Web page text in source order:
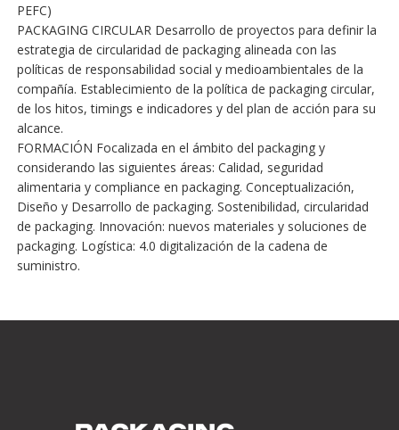
PEFC)
PACKAGING CIRCULAR Desarrollo de proyectos para definir la
estrategia de circularidad de packaging alineada con las
políticas de responsabilidad social y medioambientales de la
compañía. Establecimiento de la política de packaging circular,
de los hitos, timings e indicadores y del plan de acción para su
alcance.
FORMACIÓN Focalizada en el ámbito del packaging y
considerando las siguientes áreas: Calidad, seguridad
alimentaria y compliance en packaging. Conceptualización,
Diseño y Desarrollo de packaging. Sostenibilidad, circularidad
de packaging. Innovación: nuevos materiales y soluciones de
packaging. Logística: 4.0 digitalización de la cadena de
suministro.